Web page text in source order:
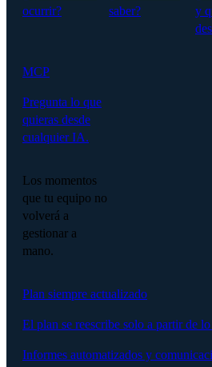
ocurrir?
saber?
y
MCP
Pregunta lo que
quieras desde
cualquier IA.
Los momentos
que tu equipo no
volverá a
gestionar a
mano.
Plan siempre actualizado
El plan se reescribe solo a partir de
Informes automatizados y